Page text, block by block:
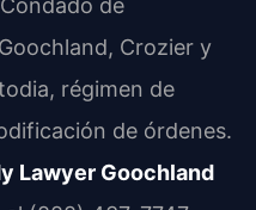
de
Crozier y
régimen de
de órdenes.
Lawyer Goochland